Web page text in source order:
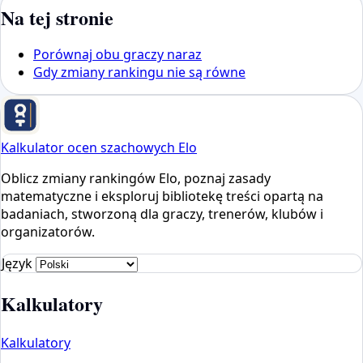
Na tej stronie
Porównaj obu graczy naraz
Gdy zmiany rankingu nie są równe
Kalkulator ocen szachowych Elo
Oblicz zmiany rankingów Elo, poznaj zasady
matematyczne i eksploruj bibliotekę treści opartą na
badaniach, stworzoną dla graczy, trenerów, klubów i
organizatorów.
Język
Kalkulatory
Kalkulatory